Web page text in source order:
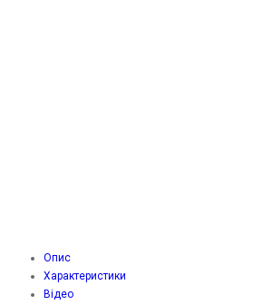
Опис
Характеристики
Відео